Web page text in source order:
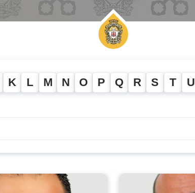
K L M N O P Q R S T U